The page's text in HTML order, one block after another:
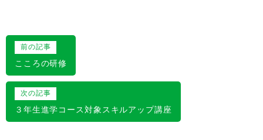
投
稿
ナ
ビ
ゲ
前の記事
こころの研修
次の記事
３年生進学コース対象スキルアップ講座